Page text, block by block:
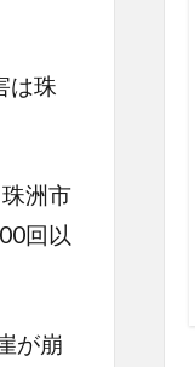
は珠
洲市
回以
が崩